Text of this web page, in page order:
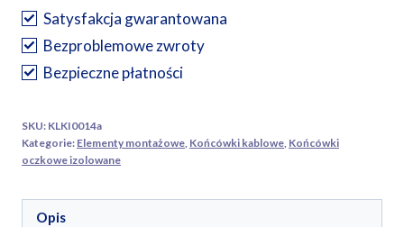
oczkowa
izolowana
1,5-
2,5/5
szt
Satysfakcja gwarantowana
Bezproblemowe zwroty
Bezpieczne płatności
SKU: KLKI0014a
Kategorie: Elementy montażowe Końcówki kablowe Końcówki
oczkowe izolowane
Opis